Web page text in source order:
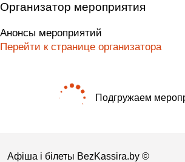
Организатор мероприятия
Анонсы мероприятий
Перейти к странице организатора
Подгружаем
Афіша і білеты BezKassira.by ©